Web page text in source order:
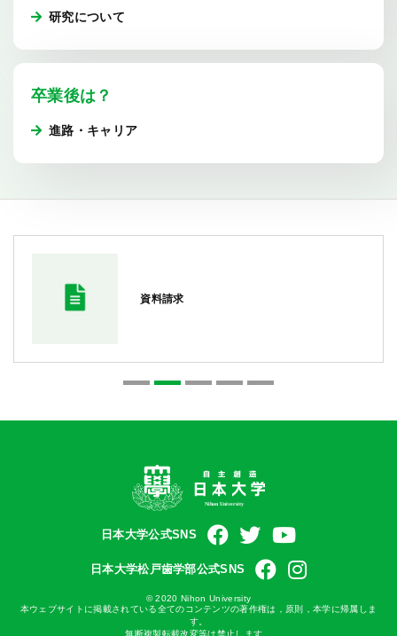
研究について
卒業後は？
進路・キャリア
資料請求
日本大学公式SNS
日本大学松戸歯学部公式SNS
© 2020 Nihon University
本ウェブサイトに掲載されている全てのコンテンツの著作権は，原則，本学に帰属しま
す。